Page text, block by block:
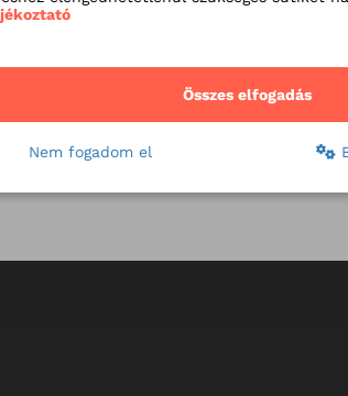
Dr. Arányi Viktória
Összes elfogadás
Nem fogadom el